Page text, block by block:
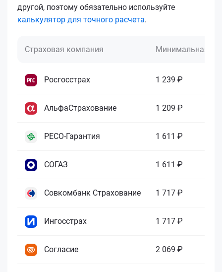
другой, поэтому обязательно используйте
калькулятор для точного расчета.
Страховая компания Минимальная
Росгосстрах 1 239 ₽
АльфаСтрахование 1 209 ₽
РЕСО-Гарантия 1 611 ₽
СОГАЗ 1 611 ₽
Совкомбанк Страхование 1 717 ₽
Ингосстрах 1 717 ₽
Согласие 2 069 ₽